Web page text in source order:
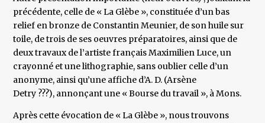
précédente, celle de « La Glèbe », constituée d’un bas
relief en bronze de Constantin Meunier, de son huile sur
toile, de trois de ses oeuvres préparatoires, ainsi que de
deux travaux de l’artiste français Maximilien Luce, un
crayonné et une lithographie, sans oublier celle d’un
anonyme, ainsi qu’une affiche d’A. D. (Arsène
Detry ???), annonçant une « Bourse du travail », à Mons.
Après cette évocation de « La Glèbe », nous trouvons